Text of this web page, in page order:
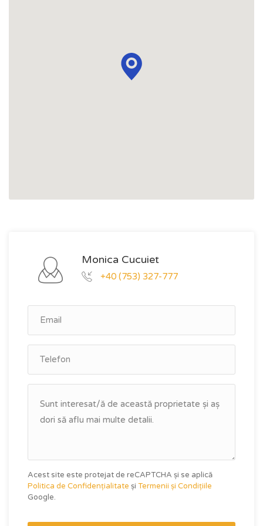
Monica Cucuiet
+40 (753) 327-777
Acest site este protejat de reCAPTCHA și se aplică
Politica de Confidențialitate și Termenii și Condițiile
Google.